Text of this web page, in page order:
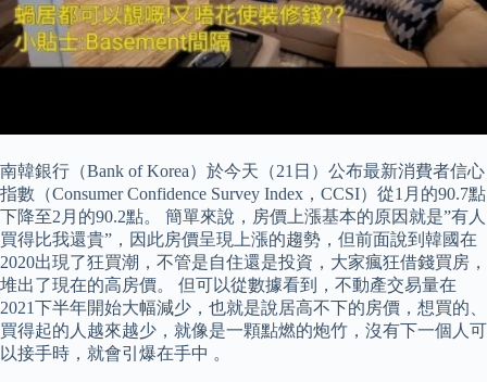
南韓銀行（Bank of Korea）於今天（21日）公布最新消費者信心
指數（Consumer Confidence Survey Index，CCSI）從1月的90.7點
下降至2月的90.2點。 簡單來說，房價上漲基本的原因就是”有人
買得比我還貴”，因此房價呈現上漲的趨勢，但前面說到韓國在
2020出現了狂買潮，不管是自住還是投資，大家瘋狂借錢買房，
堆出了現在的高房價。 但可以從數據看到，不動產交易量在
2021下半年開始大幅減少，也就是說居高不下的房價，想買的、
買得起的人越來越少，就像是一顆點燃的炮竹，沒有下一個人可
以接手時，就會引爆在手中 。